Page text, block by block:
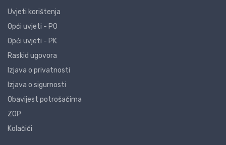
Uvjeti korištenja
Opći uvjeti - PO
Opći uvjeti - PK
Raskid ugovora
Izjava o privatnosti
Izjava o sigurnosti
Obavijest potrošačima
ZOP
Kolačići